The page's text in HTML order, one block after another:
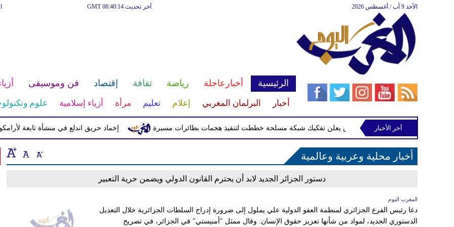
آخر تحديث GMT 08:40:14 الأحد 9 آب / أغسطس 2026
الرئيسية أخبارعاجلة رياضة ثقافة إقتصاد فن وموسيقى
أخبار البرلمان المغربي إعلام تعليم مرأة أزياء إسلامية علوم
إخماد حريق اندلع في منشأة تابعة لأرامكو العراق يعلن تفكيك شبكة مسلحة خططت لتنفيذ هجمات بطائرات مسيرة أخر الأخبار
أخبار محلية وعربية وعالمية
دستور الجزائر الجديد لابد أن يحترم القانون الدولي ويضمن حرية التعبير
المغرب اليوم
دعا رئيس الفرع الجزائري لمنطمة العفو الدولية علي يملول إلى ضرورة إدراج السلطات الجزائرية خلال التعديل
الدستوري الجديد، لمواد من شأنها تعزيز حقوق الإنسان. وقال ممثل "أمنيستي" في الجزائر، في تصريح